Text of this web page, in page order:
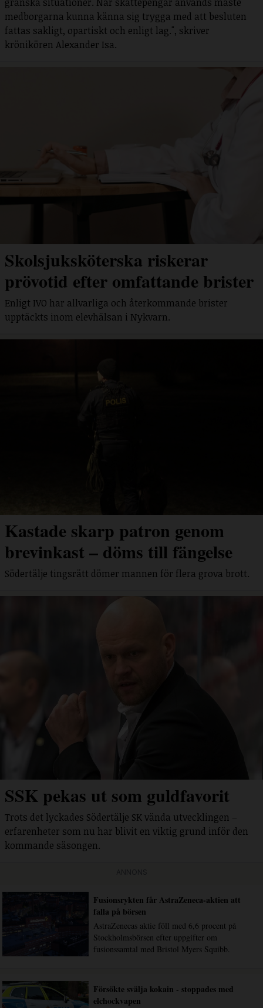
medborgarna kunna känna sig trygga med att besluten
fattas sakligt, opartiskt och enligt lag.", skriver
krönikören Alexander Isa.
Skolsjuksköterska riskerar
prövotid efter omfattande brister
Enligt IVO har allvarliga och återkommande brister
upptäckts inom elevhälsan i Nykvarn.
Kastade skarp patron genom
brevinkast – döms till fängelse
Södertälje tingsrätt dömer mannen för flera grova brott.
SSK pekas ut som guldfavorit
Trots det lyckades Södertälje SK vända utvecklingen –
erfarenheter som nu har blivit en viktig grund inför den
kommande säsongen.
Fusionsrykten får AstraZeneca-aktien att
falla på börsen
AstraZenecas aktie föll med 6,6 procent på
Stockholmsbörsen efter uppgifter om
fusionssamtal med Bristol Myers Squibb.
Försökte svälja kokain - stoppades med
elchockvapen